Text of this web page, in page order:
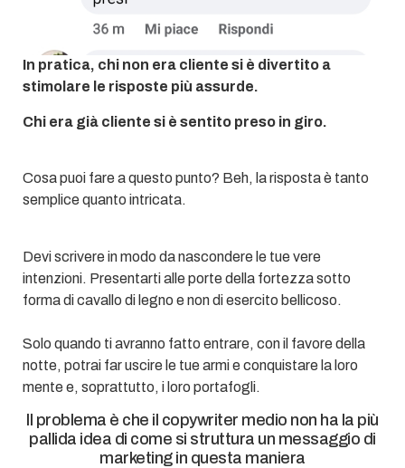
In pratica, chi non era cliente si è divertito a
stimolare le risposte più assurde.
Chi era già cliente si è sentito preso in giro.
Cosa puoi fare a questo punto? Beh, la risposta è tanto
semplice quanto intricata.
Devi scrivere in modo da nascondere le tue vere
intenzioni. Presentarti alle porte della fortezza sotto
forma di cavallo di legno e non di esercito bellicoso.
Solo quando ti avranno fatto entrare, con il favore della
notte, potrai far uscire le tue armi e conquistare la loro
mente e, soprattutto, i loro portafogli.
Il problema è che il copywriter medio non ha la più
pallida idea di come si struttura un messaggio di
marketing in questa maniera